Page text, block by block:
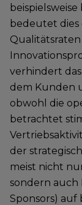
bedeutet dies
verhindert
dem Kunden
obwohl die
betrachtet
der
meist nicht
sondern auch
Sponsors) auf